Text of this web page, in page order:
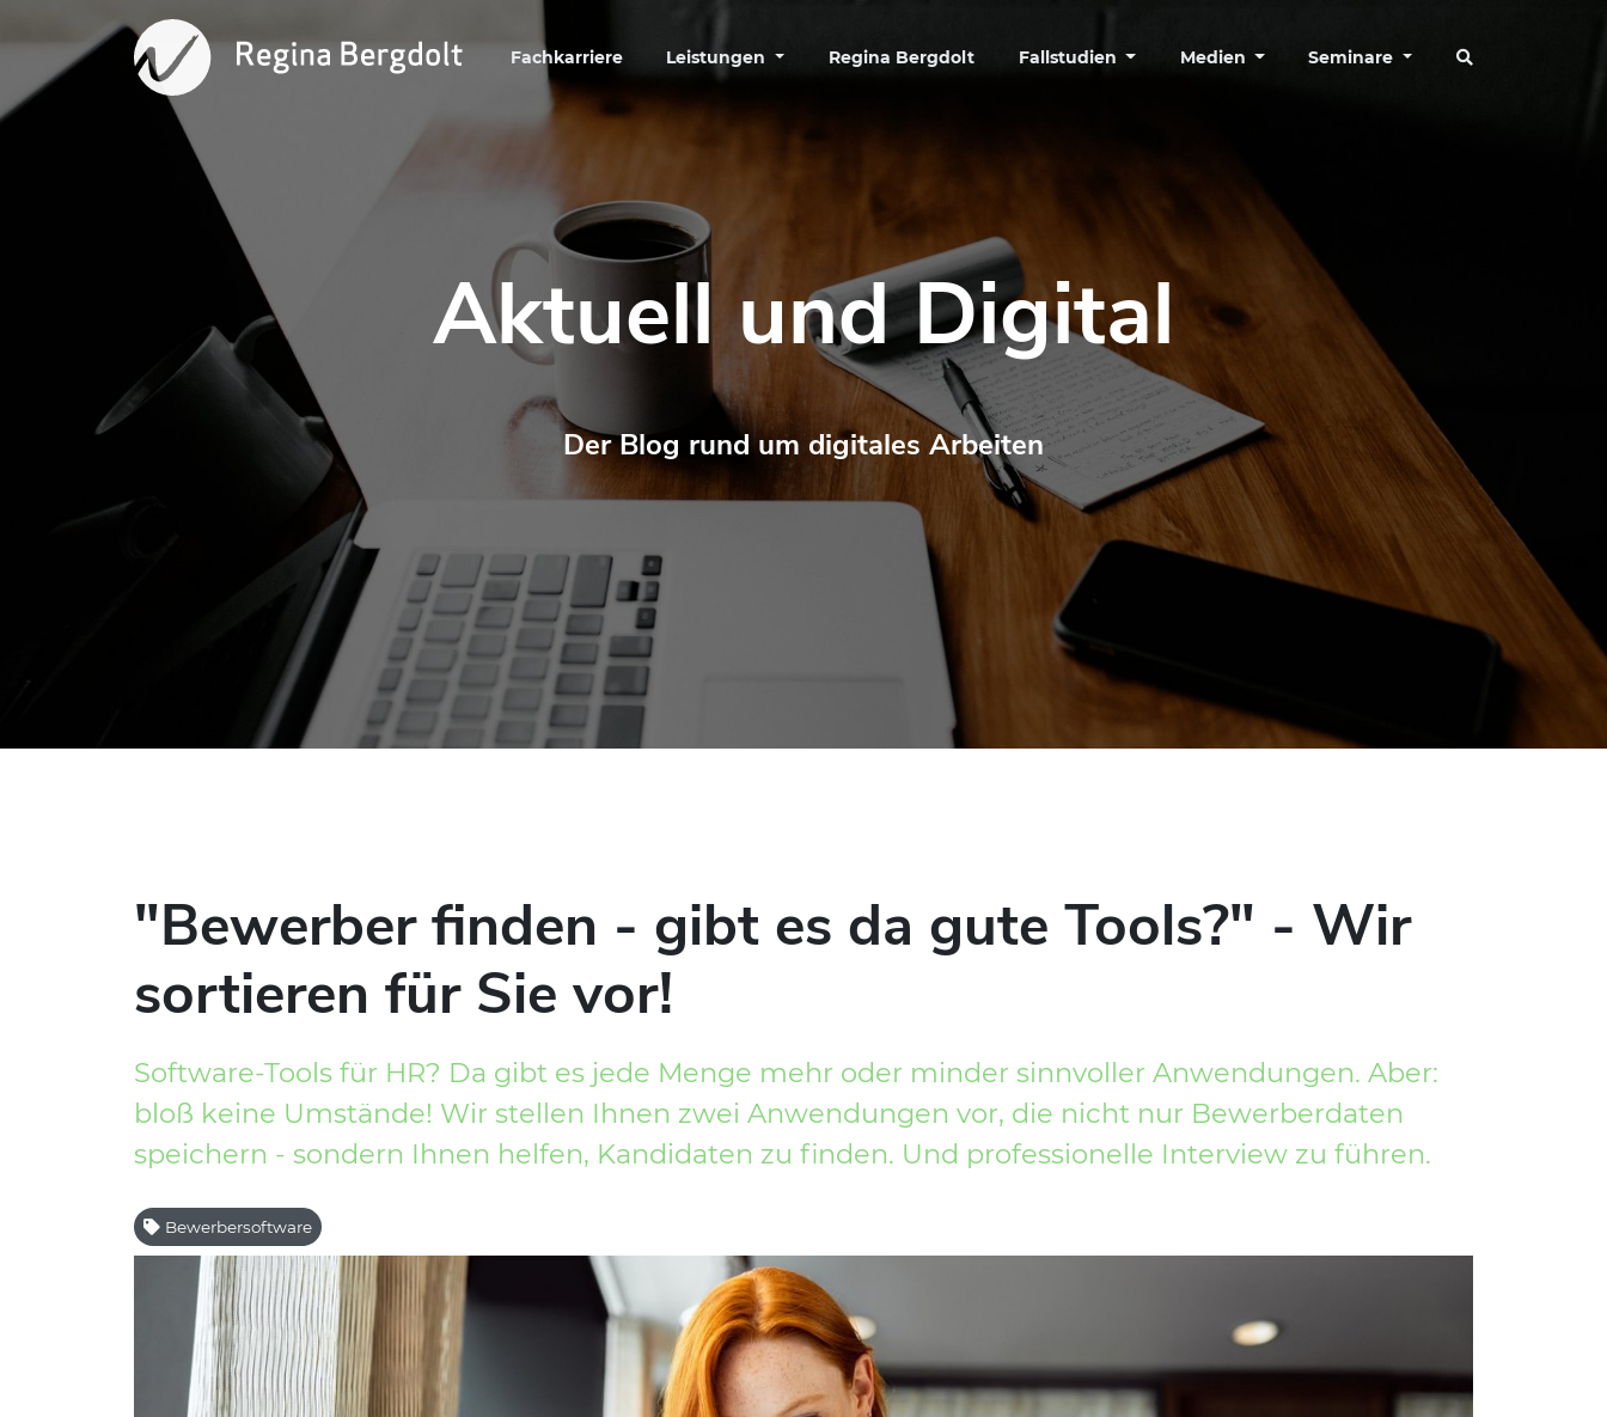
Fachkarriere Leistungen Regina Bergdolt Fallstudien Medien Seminare
Aktuell und Digital
Der Blog rund um digitales Arbeiten
"Bewerber finden - gibt es da gute Tools?" - Wir
sortieren für Sie vor!
Software-Tools für HR? Da gibt es jede Menge mehr oder minder sinnvoller Anwendungen. Aber:
bloß keine Umstände! Wir stellen Ihnen zwei Anwendungen vor, die nicht nur Bewerberdaten
speichern - sondern Ihnen helfen, Kandidaten zu finden. Und professionelle Interview zu führen.
Bewerbersoftware